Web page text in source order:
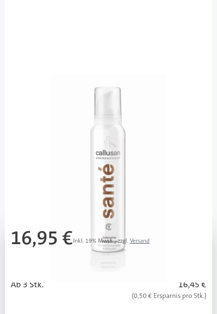
Callusan sante (C9) Cremeschaum /
Körperpflege - 5% Urea für gestresste
empfindliche Haut / 175 ml
16,95 €Inkl. 19% Mwst.,zzgl. Versand
Ab 3 Stk. 16,45 €
(0,50 € Ersparnis pro Stk.)